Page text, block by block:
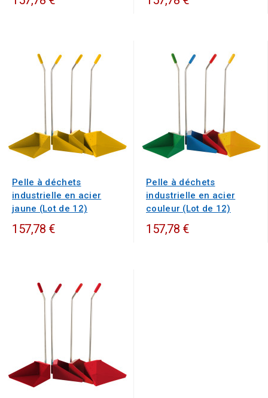
Pelle à déchets
industrielle en acier
jaune (Lot de 12)
157,78 €
Pelle à déchets
industrielle en acier
couleur (Lot de 12)
157,78 €